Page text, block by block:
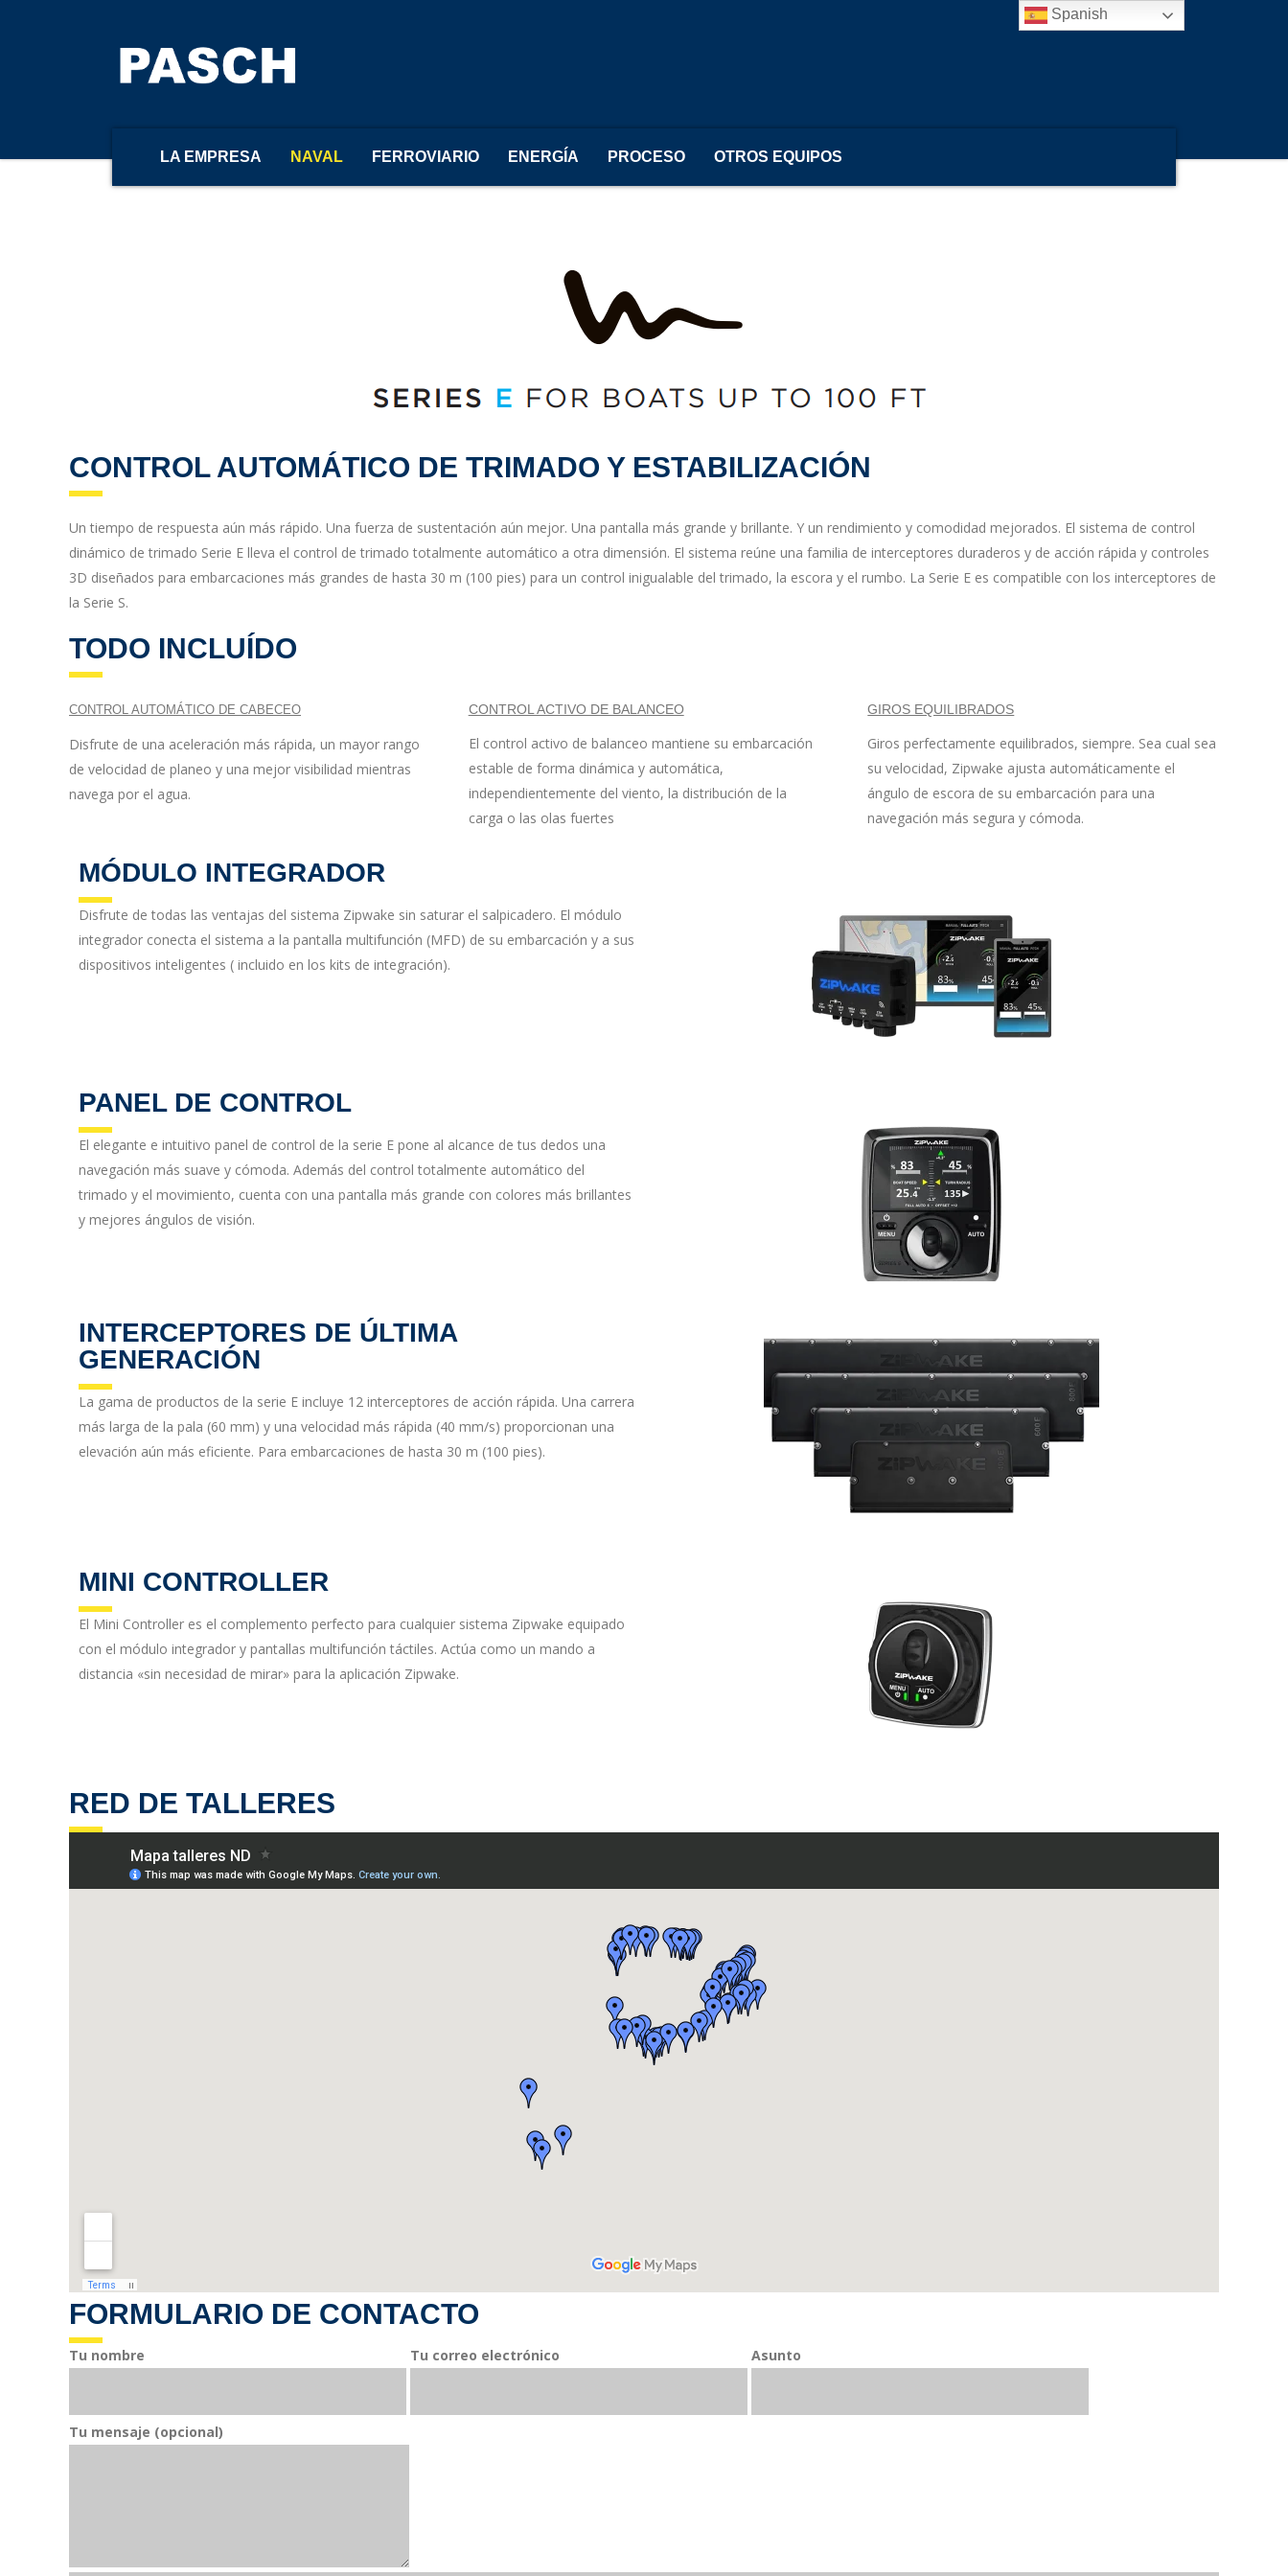
LA EMPRESA NAVAL FERROVIARIO ENERGÍA PROCESO OTROS EQUIPOS
Home ZIPWAKE – Serie E
CONTROL AUTOMÁTICO DE TRIMADO Y ESTABILIZACIÓN
Un tiempo de respuesta aún más rápido. Una fuerza de sustentación aún mejor. Una pantalla más grande y brillante. Y un rendimiento y comodidad mejorados. El sistema de control
dinámico de trimado Serie E lleva el control de trimado totalmente automático a otra dimensión. El sistema reúne una familia de interceptores duraderos y de acción rápida y controles
3D diseñados para embarcaciones más grandes de hasta 30 m (100 pies) para un control inigualable del trimado, la escora y el rumbo. La Serie E es compatible con los interceptores de
la Serie S.
TODO INCLUÍDO
CONTROL AUTOMÁTICO DE CABECEO
Disfrute de una aceleración más rápida, un mayor rango
de velocidad de planeo y una mejor visibilidad mientras
navega por el agua.
CONTROL ACTIVO DE BALANCEO
El control activo de balanceo mantiene su embarcación
estable de forma dinámica y automática,
independientemente del viento, la distribución de la
carga o las olas fuertes
GIROS EQUILIBRADOS
Giros perfectamente equilibrados, siempre. Sea cual sea
su velocidad, Zipwake ajusta automáticamente el
ángulo de escora de su embarcación para una
navegación más segura y cómoda.
MÓDULO INTEGRADOR
Disfrute de todas las ventajas del sistema Zipwake sin saturar el salpicadero. El módulo
integrador conecta el sistema a la pantalla multifunción (MFD) de su embarcación y a sus
dispositivos inteligentes ( incluido en los kits de integración).
PANEL DE CONTROL
El elegante e intuitivo panel de control de la serie E pone al alcance de tus dedos una
navegación más suave y cómoda. Además del control totalmente automático del
trimado y el movimiento, cuenta con una pantalla más grande con colores más brillantes
y mejores ángulos de visión.
INTERCEPTORES DE ÚLTIMA
GENERACIÓN
La gama de productos de la serie E incluye 12 interceptores de acción rápida. Una carrera
más larga de la pala (60 mm) y una velocidad más rápida (40 mm/s) proporcionan una
elevación aún más eficiente. Para embarcaciones de hasta 30 m (100 pies).
MINI CONTROLLER
El Mini Controller es el complemento perfecto para cualquier sistema Zipwake equipado
con el módulo integrador y pantallas multifunción táctiles. Actúa como un mando a
distancia «sin necesidad de mirar» para la aplicación Zipwake.
RED DE TALLERES
FORMULARIO DE CONTACTO
Tu nombre Tu correo electrónico Asunto
Tu mensaje (opcional)
Spanish